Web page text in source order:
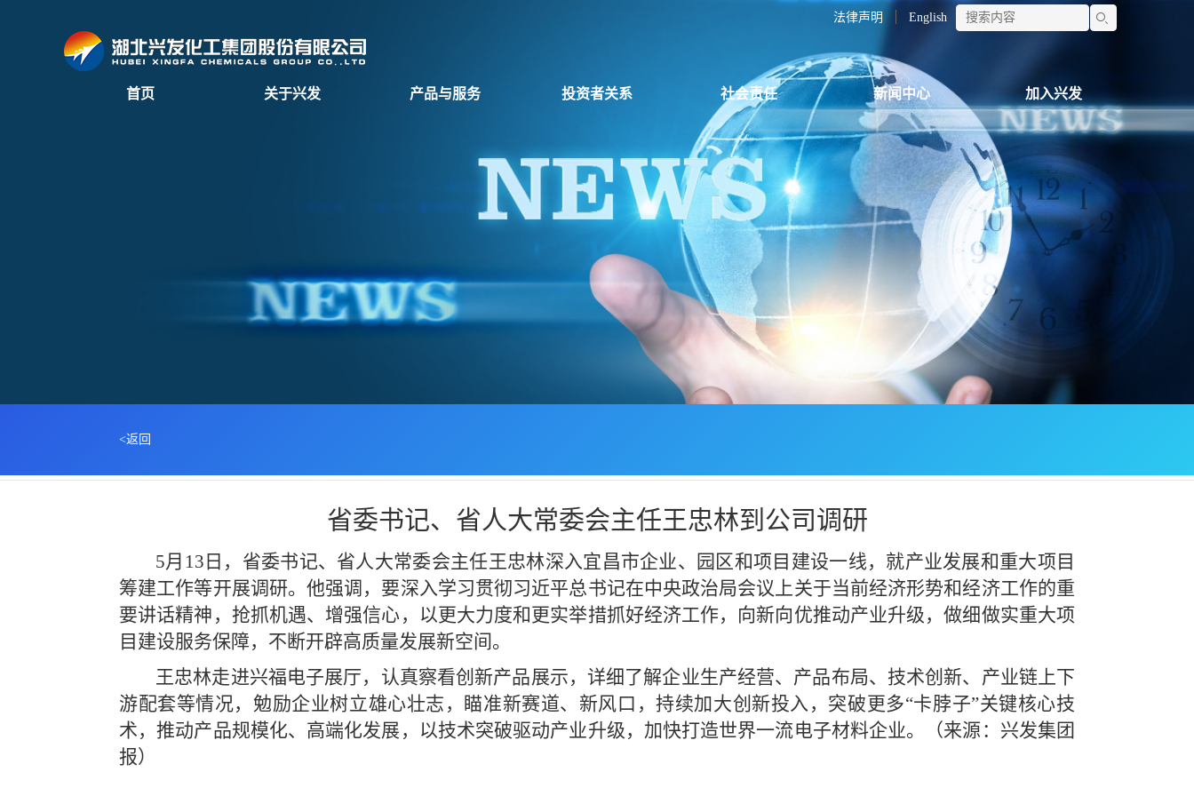
法律声明 English
首页 关于兴发 产品与服务 投资者关系 社会责任 新闻中心 加入兴发
<返回
新闻详情省委书记、省人大常委会主任王忠林到公司调研
5月13日，省委书记、省人大常委会主任王忠林深入宜昌市企业、园区和项目建设一线，就产业发展和重大项目
筹建工作等开展调研。他强调，要深入学习贯彻习近平总书记在中央政治局会议上关于当前经济形势和经济工作的重
要讲话精神，抢抓机遇、增强信心，以更大力度和更实举措抓好经济工作，向新向优推动产业升级，做细做实重大项
目建设服务保障，不断开辟高质量发展新空间。
王忠林走进兴福电子展厅，认真察看创新产品展示，详细了解企业生产经营、产品布局、技术创新、产业链上下
游配套等情况，勉励企业树立雄心壮志，瞄准新赛道、新风口，持续加大创新投入，突破更多“卡脖子”关键核心技
术，推动产品规模化、高端化发展，以技术突破驱动产业升级，加快打造世界一流电子材料企业。（来源：兴发集团
报）